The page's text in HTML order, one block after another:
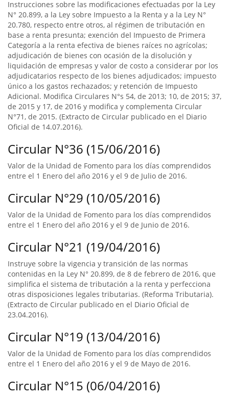
Instrucciones sobre las modificaciones efectuadas por la Ley
N° 20.899, a la Ley sobre Impuesto a la Renta y a la Ley N°
20.780, respecto entre otros, al régimen de tributación en
base a renta presunta; exención del Impuesto de Primera
Categoría a la renta efectiva de bienes raíces no agrícolas;
adjudicación de bienes con ocasión de la disolución y
liquidación de empresas y valor de costo a considerar por los
adjudicatarios respecto de los bienes adjudicados; impuesto
único a los gastos rechazados; y retención de Impuesto
Adicional. Modifica Circulares N°s 54, de 2013; 10, de 2015; 37,
de 2015 y 17, de 2016 y modifica y complementa Circular
N°71, de 2015. (Extracto de Circular publicado en el Diario
Oficial de 14.07.2016).
Circular N°36 (15/06/2016)
Valor de la Unidad de Fomento para los días comprendidos
entre el 1 Enero del año 2016 y el 9 de Julio de 2016.
Circular N°29 (10/05/2016)
Valor de la Unidad de Fomento para los días comprendidos
entre el 1 Enero del año 2016 y el 9 de Junio de 2016.
Circular N°21 (19/04/2016)
Instruye sobre la vigencia y transición de las normas
contenidas en la Ley N° 20.899, de 8 de febrero de 2016, que
simplifica el sistema de tributación a la renta y perfecciona
otras disposiciones legales tributarias. (Reforma Tributaria).
(Extracto de Circular publicado en el Diario Oficial de
23.04.2016).
Circular N°19 (13/04/2016)
Valor de la Unidad de Fomento para los días comprendidos
entre el 1 Enero del año 2016 y el 9 de Mayo de 2016.
Circular N°15 (06/04/2016)